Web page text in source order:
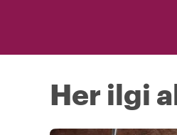
Her ilgi